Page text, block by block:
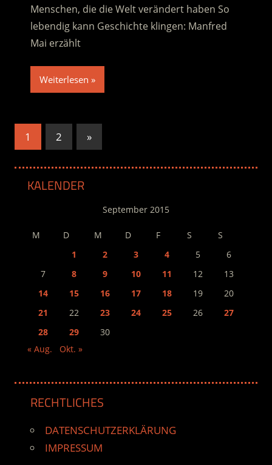
Menschen, die die Welt verändert haben So
lebendig kann Geschichte klingen: Manfred
Mai erzählt
Weiterlesen
Seitennummerierung
Beiträge
1 2
Nächste
Beiträge
»
KALENDER
September 2015
M D M D F S
S
1
2 3 4 5
6
7
8 9 10 11 12
13
14
15 16 17 18 19
20
21
22 23 24 25 26
27
28
29
30
« Aug.
Okt. »
RECHTLICHES
DATENSCHUTZERKLÄRUNG
IMPRESSUM